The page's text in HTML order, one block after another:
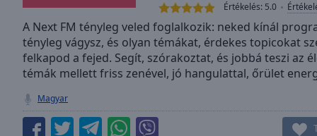
Stream
TypeLIVE
Seek to
live,
currently
behind
Remaining
Time-
Értékelés: 5.0
A Next FM tényleg veled foglalkozik: neked kínál
tényleg vágysz, és olyan témákat, érdekes topicokat
felkapod a fejed. Segít, szórakoztat, és jobbá teszi az
témák mellett friss zenével, jó hangulattal, őrület
Magyar